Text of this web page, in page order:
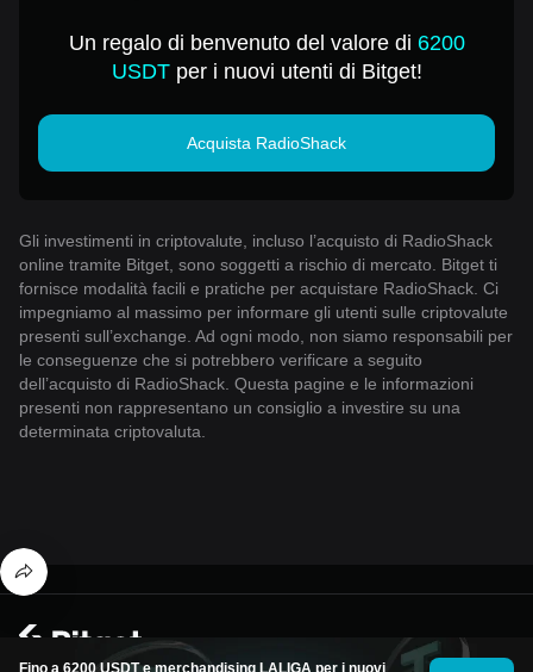
Un regalo di benvenuto del valore di 6200
USDTper i nuovi utenti di Bitget!
Acquista RadioShack
Gli investimenti in criptovalute, incluso l’acquisto di RadioShack
online tramite Bitget, sono soggetti a rischio di mercato. Bitget ti
fornisce modalità facili e pratiche per acquistare RadioShack. Ci
impegniamo al massimo per informare gli utenti sulle criptovalute
presenti sull’exchange. Ad ogni modo, non siamo responsabili per
le conseguenze che si potrebbero verificare a seguito
dell’acquisto di RadioShack. Questa pagine e le informazioni
presenti non rappresentano un consiglio a investire su una
determinata criptovaluta.
Fino a 6200 USDT e merchandising LALIGA per i nuovi
© 2026 Bitget